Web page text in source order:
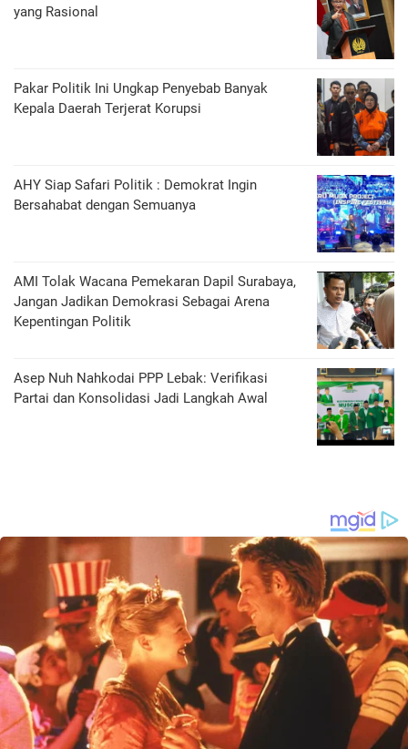
yang Rasional
Pakar Politik Ini Ungkap Penyebab Banyak
Kepala Daerah Terjerat Korupsi
AHY Siap Safari Politik : Demokrat Ingin
Bersahabat dengan Semuanya
AMI Tolak Wacana Pemekaran Dapil Surabaya,
Jangan Jadikan Demokrasi Sebagai Arena
Kepentingan Politik
Asep Nuh Nahkodai PPP Lebak: Verifikasi
Partai dan Konsolidasi Jadi Langkah Awal